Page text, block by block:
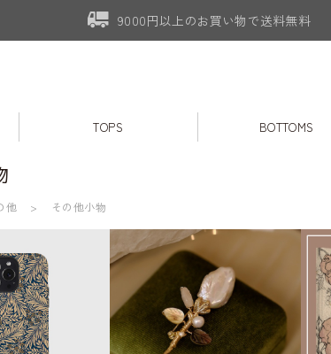
9000円以上のお買い物で送料無料
TOPS BOTTOMS
他 その他小物